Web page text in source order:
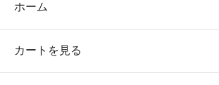
ホーム
カートを見る